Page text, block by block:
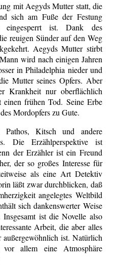
mit Aegyds Mutter statt, die
sich am Fuße der Festung
ist. Dank des
reuigen Sünder auf den Weg
Aegyds Mutter stirbt
wird nach einigen Jahren
in Philadelphia nieder und
Mutter seines Opfers. Aber
Krankheit nur oberflächlich
frühen Tod. Seine Erbe
Mordopfers zu Gute.
Kitsch und andere
Die Erzählperspektive ist
der Erzähler ist ein Freund
der so großes Interesse für
als eine Art Detektiv
läßt zwar durchblicken, daß
angelegtes Weltbild
sich dankenswerter Weise
Insgesamt ist die Novelle also
Arbeit, die aber alles
ist. Natürlich
vor allem eine Atmosphäre